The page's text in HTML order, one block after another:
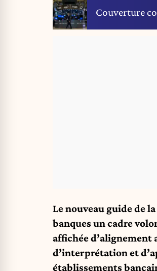
Couverture
Le nouveau guide de
banques un cadre
affichée d’alignement
d’interprétation et
établissements